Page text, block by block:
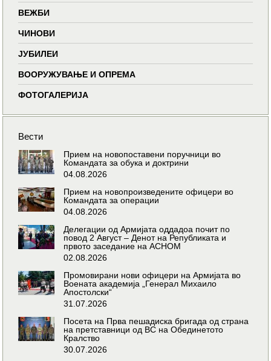
ВЕЖБИ
ЧИНОВИ
ЈУБИЛЕИ
ВООРУЖУВАЊЕ И ОПРЕМА
ФОТОГАЛЕРИЈА
Вести
Прием на новопоставени поручници во
Командата за обука и доктрини
04.08.2026
Прием на новопроизведените офицери во
Командата за операции
04.08.2026
Делегации од Армијата оддадоа почит по
повод 2 Август – Денот на Републиката и
првото заседание на АСНОМ
02.08.2026
Промовирани нови офицери на Армијата во
Воената академија „Генерал Михаило
Апостолски“
31.07.2026
Посета на Прва пешадиска бригада од страна
на претставници од ВС на Обединетото
Кралство
30.07.2026